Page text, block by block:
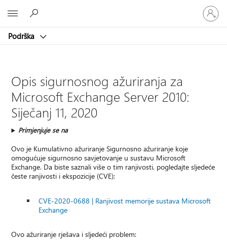
Podrška
Prijavite
se
u
račun
Opis sigurnosnog ažuriranja za
Microsoft Exchange Server 2010:
Siječanj 11, 2020
Primjenjuje se na
Ovo je Kumulativno ažuriranje Sigurnosno ažuriranje koje
omogućuje sigurnosno savjetovanje u sustavu Microsoft
Exchange. Da biste saznali više o tim ranjivosti, pogledajte sljedeće
česte ranjivosti i ekspozicije (CVE):
CVE-2020-0688 | Ranjivost memorije sustava Microsoft
Exchange
Ovo ažuriranje rješava i sljedeći problem: